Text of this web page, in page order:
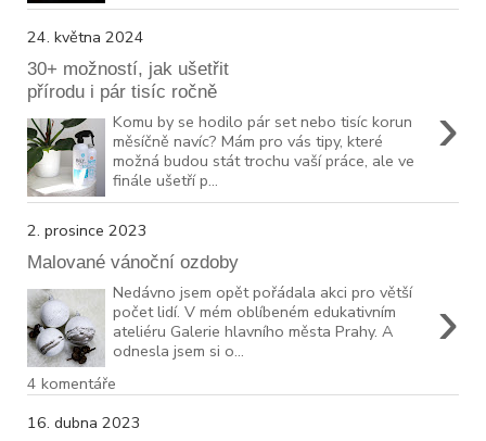
24. května 2024
30+ možností, jak ušetřit
přírodu i pár tisíc ročně
›
Komu by se hodilo pár set nebo tisíc korun
měsíčně navíc? Mám pro vás tipy, které
možná budou stát trochu vaší práce, ale ve
finále ušetří p...
2. prosince 2023
Malované vánoční ozdoby
›
Nedávno jsem opět pořádala akci pro větší
počet lidí. V mém oblíbeném edukativním
ateliéru Galerie hlavního města Prahy. A
odnesla jsem si o...
4 komentáře
16. dubna 2023